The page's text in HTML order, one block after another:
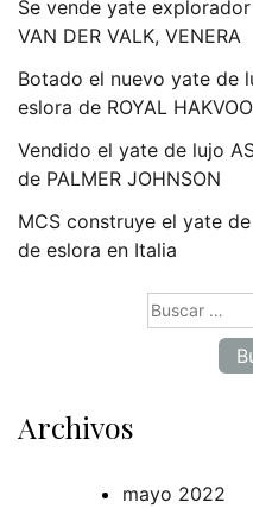
Se vende yate
VAN DER VALK, VENERA
Botado el nuevo yate de
eslora de ROYAL
Vendido el yate de lujo
de PALMER JOHNSON
MCS construye el yate
de eslora en Italia
Archivos
mayo 2022